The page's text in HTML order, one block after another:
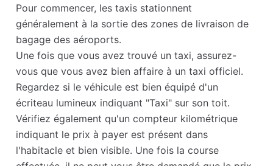
Pour commencer, les taxis stationnent
généralement à la sortie des zones de livraison de
bagage des aéroports.
Une fois que vous avez trouvé un taxi, assurez-
vous que vous avez bien affaire à un taxi officiel.
Regardez si le véhicule est bien équipé d'un
écriteau lumineux indiquant "Taxi" sur son toit.
Vérifiez également qu'un compteur kilométrique
indiquant le prix à payer est présent dans
l'habitacle et bien visible. Une fois la course